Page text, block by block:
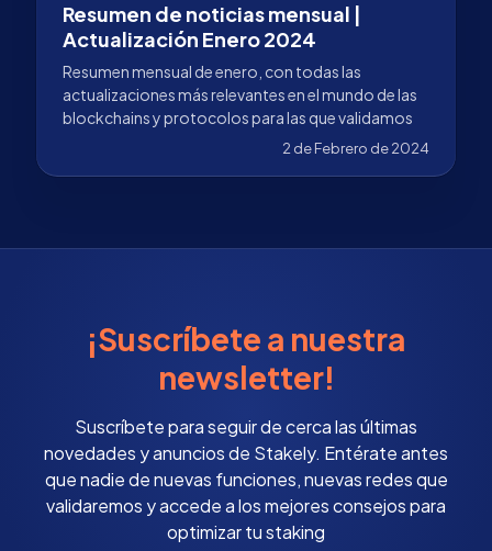
Resumen de noticias mensual |
Actualización Enero 2024
Resumen mensual de enero, con todas las
actualizaciones más relevantes en el mundo de las
blockchains y protocolos para las que validamos
2 de Febrero de 2024
¡Suscríbete a nuestra
newsletter!
Suscríbete para seguir de cerca las últimas
novedades y anuncios de Stakely. Entérate antes
que nadie de nuevas funciones, nuevas redes que
validaremos y accede a los mejores consejos para
optimizar tu staking